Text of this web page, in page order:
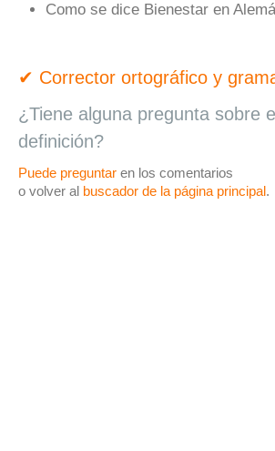
Como se dice Bienestar en
✔ Corrector ortográfico y
¿Tiene alguna pregunta sobre
definición?
Puede preguntar en los comentarios
o volver al buscador de la página principal.